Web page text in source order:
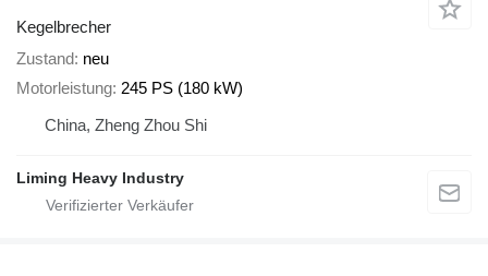
Kegelbrecher
Zustand neu
Motorleistung 245 PS (180 kW)
China, Zheng Zhou Shi
Liming Heavy Industry